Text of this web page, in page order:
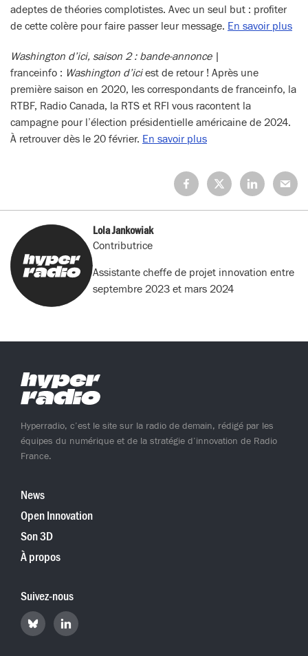
adeptes de théories complotistes. Avec un seul but : profiter
de cette colère pour faire passer leur message. En savoir plus
Washington d’ici, saison 2 : bande-annonce |
franceinfo : Washington d’iciest de retour ! Après une
première saison en 2020, les correspondants de franceinfo, la
RTBF, Radio Canada, la RTS et RFI vous racontent la
campagne pour l’élection présidentielle américaine de 2024.
À retrouver dès le 20 février. En savoir plus
Partagez
sur
Facebook
Partagez
sur
X
Partagez
sur
LinkedIn
sur
Mail
Lola Jankowiak
Contributrice
Assistante cheffe de projet innovation entre
septembre 2023 et mars 2024
Hyperradio, c’est le site sur la radio de demain, rédigé par les
équipes du numérique et de la stratégie d’innovation de Radio
France.
News
Open Innovation
Son 3D
À propos
Suivez-nous
Retrouvez
Hyperradio
Retrouvez
Hyperradio